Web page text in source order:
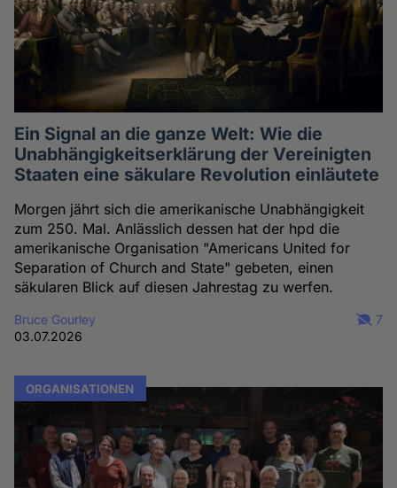
Ein Signal an die ganze Welt: Wie die
Unabhängigkeitserklärung der Vereinigten
Staaten eine säkulare Revolution einläutete
Morgen jährt sich die amerikanische Unabhängigkeit
zum 250. Mal. Anlässlich dessen hat der hpd die
amerikanische Organisation "Americans United for
Separation of Church and State" gebeten, einen
säkularen Blick auf diesen Jahrestag zu werfen.
Bruce Gourley
03.07.2026
7
ORGANISATIONEN